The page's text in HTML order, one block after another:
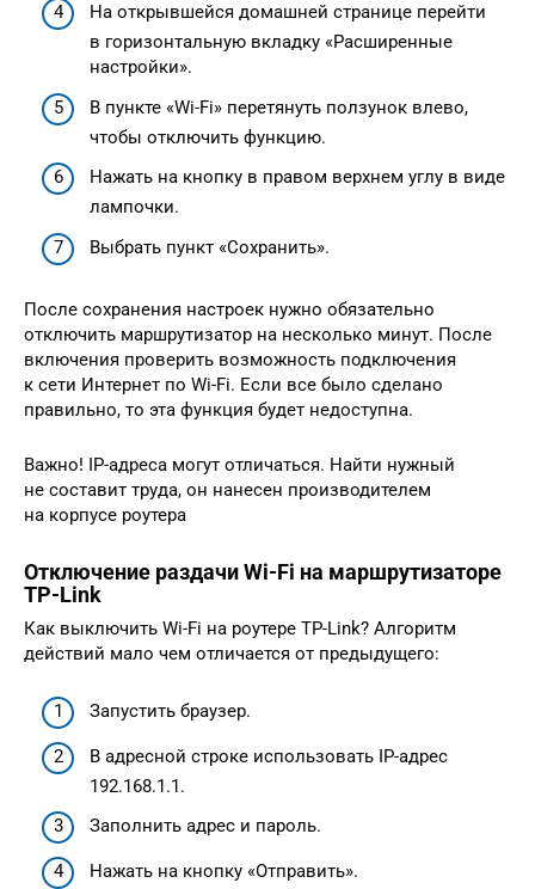
На открывшейся домашней странице перейти
в горизонтальную вкладку «Расширенные
настройки».
В пункте «Wi-Fi» перетянуть ползунок влево,
чтобы отключить функцию.
Нажать на кнопку в правом верхнем углу в виде
лампочки.
Выбрать пункт «Сохранить».
После сохранения настроек нужно обязательно
отключить маршрутизатор на несколько минут. После
включения проверить возможность подключения
к сети Интернет по Wi-Fi. Если все было сделано
правильно, то эта функция будет недоступна.
Важно! IР-адреса могут отличаться. Найти нужный
не составит труда, он нанесен производителем
на корпусе роутера
Отключение раздачи Wi-Fi на маршрутизаторе
TP-Link
Как выключить Wi-Fi на роутере TP-Link? Алгоритм
действий мало чем отличается от предыдущего:
Запустить браузер.
В адресной строке использовать IР-адрес
192.168.1.1.
Заполнить адрес и пароль.
Нажать на кнопку «Отправить».